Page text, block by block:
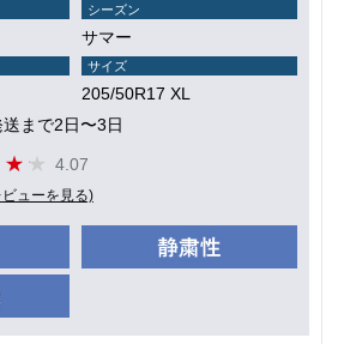
シーズン
サマー
サイズ
205/50R17 XL
まで2日〜3日
4.07
ューを見る)